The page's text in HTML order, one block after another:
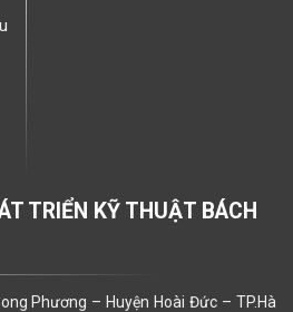
TRIỂN KỸ THUẬT BÁCH
Phương – Huyện Hoài Đức – TP.Hà